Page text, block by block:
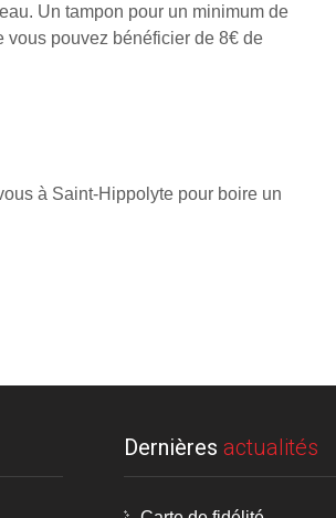
Un tampon pour un minimum de
vous pouvez bénéficier de 8€ de
à Saint-Hippolyte pour boire un
Dernières actualités